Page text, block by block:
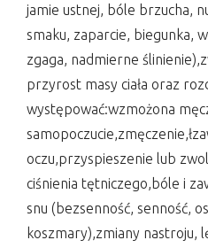
jamie ustnej, bóle brzucha,
smaku, zaparcie, biegunka,
zgaga, nadmierne
przyrost masy ciała oraz
występować:wzmożona
oczu,przyspieszenie lub
ciśnienia tętniczego,bóle i
snu (bezsenność, senność,
koszmary),zmiany nastroju,